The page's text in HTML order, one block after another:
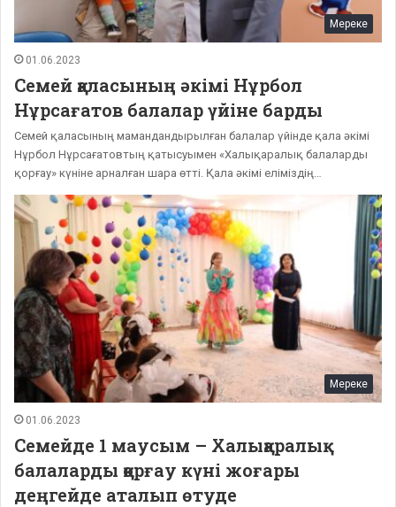
Мереке
01.06.2023
Семей қаласының әкімі Нұрбол
Нұрсағатов балалар үйіне барды
Семей қаласының мамандандырылған балалар үйінде қала әкімі
Нұрбол Нұрсағатовтың қатысуымен «Халықаралық балаларды
қорғау» күніне арналған шара өтті. Қала әкімі еліміздің…
Мереке
01.06.2023
Семейде 1 маусым – Халықаралық
балаларды қорғау күні жоғары
деңгейде аталып өтуде